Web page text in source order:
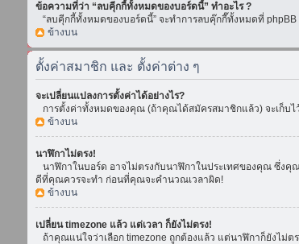
ข้อความที่ว่า “ลบคุีกกี้ทั้งหมดของบอร์ดนี้” ทำอะไร ?
“ลบคุีกกี้ทั้งหมดของบอร์ดนี้” จะทำการลบคุ๊กกี๊ทั้งหมดที่
ข้างบน
ตั้งค่าสมาชิก และ ตั้งค่าต่าง ๆ
จะเปลี่ยนแปลงการตั้งค่าได้อย่างไร?
การตั้งค่าทั้งหมดของคุณ (ถ้าคุณได้สมัครสมาชิกแล้ว) จะเก็บ
ข้างบน
นาฬิกาไม่ตรง!
นาฬิกาในบอร์ด อาจไม่ตรงกับนาฬิกาในประเทศของคุณ ซึ่งคุ
ดีที่คุณควรจะทำ ก่อนที่คุณจะคำนวณเวลาผิด!
ข้างบน
เปลี่ยน timezone แล้ว แต่เวลา ก็ยังไม่ตรง!
ถ้าคุณแน่ใจว่าเลือก timezone ถูกต้องแล้ว แต่นาฬิกาก็ยังไม่ต